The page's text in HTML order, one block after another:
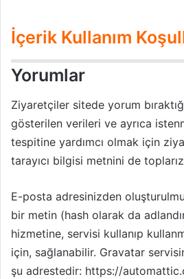
İçerik Kullanım
Yorumlar
Ziyaretçiler sitede yorum
gösterilen verileri ve ayrıca
tespitine yardımcı olmak için
tarayıcı bilgisi metnini de
E-posta adresinizden
bir metin (hash olarak da
hizmetine, servisi kullanıp
için, sağlanabilir. Gravatar
şu adrestedir: https://